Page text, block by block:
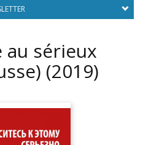
sérieux
(2019)